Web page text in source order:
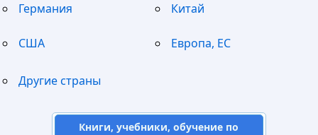
Германия Китай
США Европа, ЕС
Другие страны
Книги, учебники, обучение по